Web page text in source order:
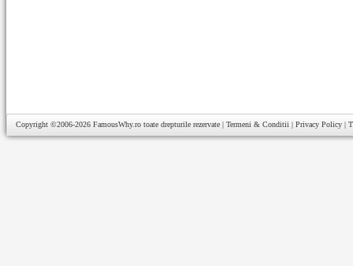
Copyright ©2006-2026 FamousWhy.ro toate drepturile rezervate | Termeni & Conditii | Privacy Policy |